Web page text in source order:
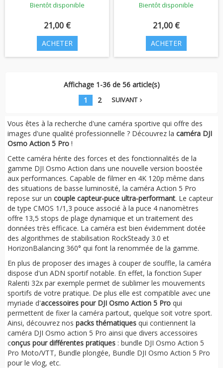
Bientôt disponible
21,00 €
ACHETER
Bientôt disponible
21,00 €
ACHETER
Affichage 1-36 de 56 article(s)
1
2 SUIVANTnavigate_next
Vous êtes à la recherche d'une caméra sportive qui offre des
images d'une qualité professionnelle ? Découvrez la caméra DJI
Osmo Action 5 Pro !
Cette caméra hérite des forces et des fonctionnalités de la
gamme DJI Osmo Action dans une nouvelle version boostée
aux performances. Capable de filmer en 4K 120p même dans
des situations de basse luminosité, la caméra Action 5 Pro
repose sur un couple capteur-puce ultra-performant. Le capteur
de type CMOS 1/1,3 pouce associé à la puce 4 nanomètres
offre 13,5 stops de plage dynamique et un traitement des
données très efficace. La caméra est bien évidemment dotée
des algorithmes de stabilisation RockSteady 3.0 et
HorizonBalancing 360° qui font la renommée de la gamme.
En plus de proposer des images à couper de souffle, la caméra
dispose d'un ADN sportif notable. En effet, la fonction Super
Ralenti 32x par exemple permet de sublimer les mouvements
sportifs de votre pratique. De plus elle est compatible avec une
myriade d'accessoires pour DJI Osmo Action 5 Pro qui
permettent de fixer la caméra partout, quelque soit votre sport.
Ainsi, découvrez nos packs thématiques qui contiennent la
caméra DJI Osmo action 5 Pro ainsi que divers accessoires
conçus pour différentes pratiques : bundle DJI Osmo Action 5
Pro Moto/VTT, Bundle plongée, Bundle DJI Osmo Action 5 Pro
pour le vlog, etc.